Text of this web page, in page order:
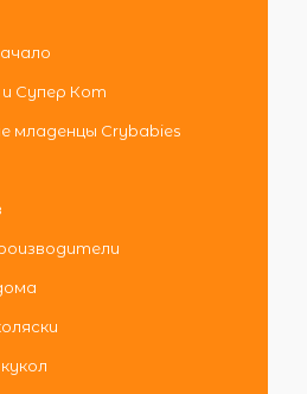
и Супер Кот
младенцы Crybabies